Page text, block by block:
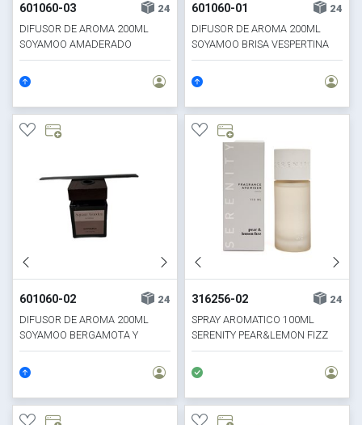
601060-03
24
DIFUSOR DE AROMA 200ML
SOYAMOO AMADERADO
601060-01
24
DIFUSOR DE AROMA 200ML
SOYAMOO BRISA VESPERTINA
601060-02
24
DIFUSOR DE AROMA 200ML
SOYAMOO BERGAMOTA Y
POMELO
316256-02
24
SPRAY AROMATICO 100ML
SERENITY PEAR&LEMON FIZZ